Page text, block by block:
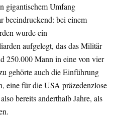
gigantischem Umfang
beeindruckend: bei einem
wurde ein
aufgelegt, das das Militär
250.000 Mann in eine von vier
gehörte auch die Einführung
eine für die USA präzedenzlose
bereits anderthalb Jahre, als